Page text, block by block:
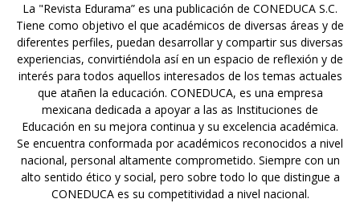
La "Revista Edurama” es una publicación de CONEDUCA S.C.
Tiene como objetivo el que académicos de diversas áreas y de
diferentes perfiles, puedan desarrollar y compartir sus diversas
experiencias, convirtiéndola así en un espacio de reflexión y de
interés para todos aquellos interesados de los temas actuales
que atañen la educación. CONEDUCA, es una empresa
mexicana dedicada a apoyar a las as Instituciones de
Educación en su mejora continua y su excelencia académica.
Se encuentra conformada por académicos reconocidos a nivel
nacional, personal altamente comprometido. Siempre con un
alto sentido ético y social, pero sobre todo lo que distingue a
CONEDUCA es su competitividad a nivel nacional.